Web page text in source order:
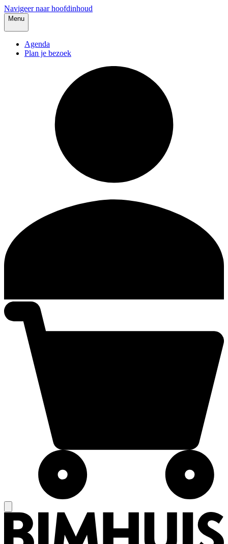
Navigeer naar hoofdinhoud
Menu
Agenda
Plan je bezoek